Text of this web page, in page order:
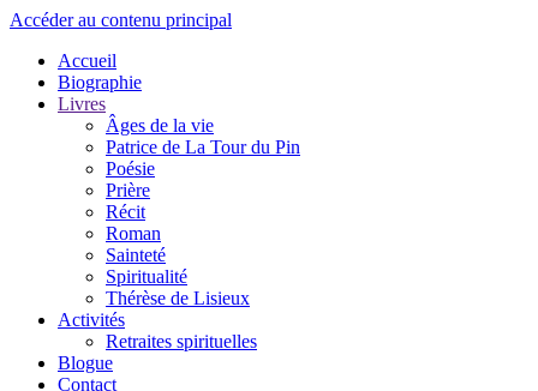
Accéder au contenu principal
Accueil
Biographie
Livres
Âges de la vie
Patrice de La Tour du Pin
Poésie
Prière
Récit
Roman
Sainteté
Spiritualité
Thérèse de Lisieux
Activités
Retraites spirituelles
Blogue
Contact